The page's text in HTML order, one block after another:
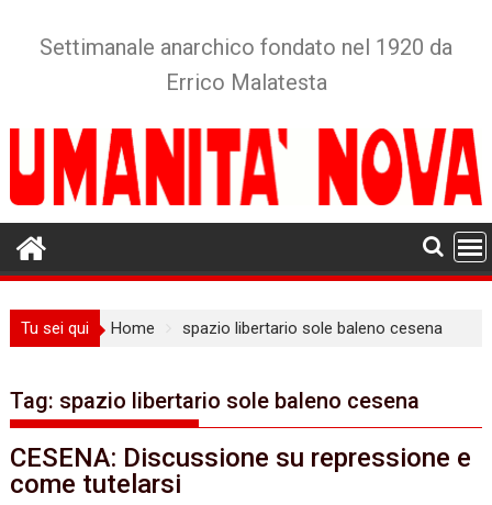
Settimanale anarchico fondato nel 1920 da
Errico Malatesta
Tu sei qui Home spazio libertario sole baleno cesena
Tag: spazio libertario sole baleno cesena
CESENA: Discussione su repressione e
come tutelarsi